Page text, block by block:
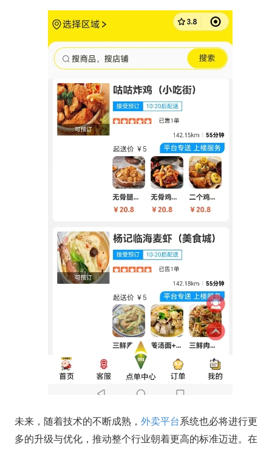
未来，随着技术的不断成熟， 外卖平台系统也必将进行更
多的升级与优化，推动整个行业朝着更高的标准迈进。在